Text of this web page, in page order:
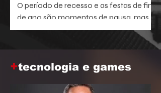
O período de recesso e as festas de fim
de ano são momentos de pausa, mas
também oferecem a brecha ideal para
aprofundar o repertório sobre temas
corporativa.
+tecnologia e games